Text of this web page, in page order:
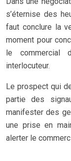
s’éternise des
faut conclure la
moment pour
le commercial
interlocuteur.
Le prospect qui
partie des
manifester des
une prise en
alerter le